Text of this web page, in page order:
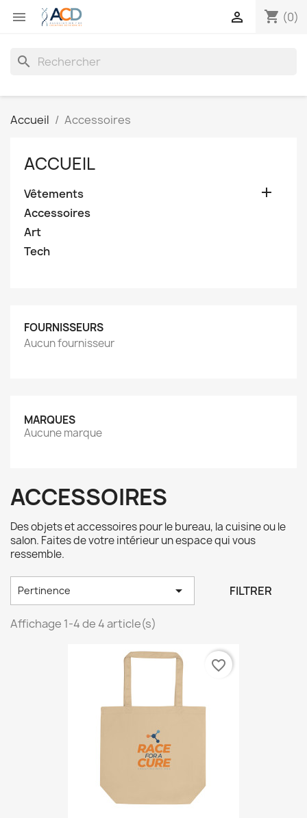
 shopping_cart (0)

search
Accueil Accessoires
ACCUEIL
Vêtements 
Accessoires
Art
Tech
FOURNISSEURS
Aucun fournisseur
MARQUES
Aucune marque
ACCESSOIRES
Des objets et accessoires pour le bureau, la cuisine ou le
salon. Faites de votre intérieur un espace qui vous
ressemble.
Pertinence  FILTRER
Affichage 1-4 de 4 article(s)
favorite_border